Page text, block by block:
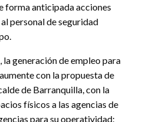
forma anticipada acciones
personal de seguridad
generación de empleo para
con la propuesta de
de Barranquilla, con la
físicos a las agencias de
para su operatividad;